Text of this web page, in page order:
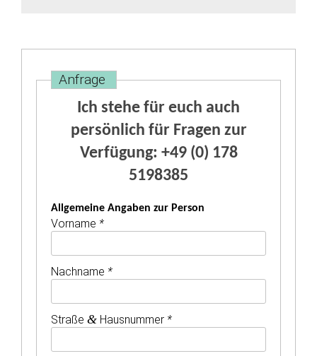
Anfrage
Ich stehe für euch auch
persönlich für Fragen zur
Verfügung: +49 (0) 178
5198385
Allgemeine Angaben zur Person
Vorname *
Nachname *
Straße & Hausnummer *